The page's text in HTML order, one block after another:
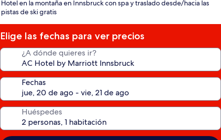
4.0
estrellas
Hotel en la montaña en Innsbruck con spa y traslado desde/hacia las
pistas de ski gratis
Elige las fechas para ver precios
¿A dónde quieres ir?
Fechas
Huéspedes